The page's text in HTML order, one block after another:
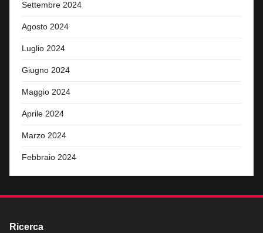
Settembre 2024
Agosto 2024
Luglio 2024
Giugno 2024
Maggio 2024
Aprile 2024
Marzo 2024
Febbraio 2024
Ricerca